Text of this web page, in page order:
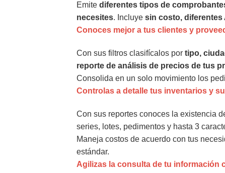
Emite diferentes tipos de
necesites. Incluye sin costo, diferentes
Conoces mejor a tus clientes y
Con sus filtros clasifícalos por tipo,
reporte de análisis de precios de tus
Consolida en un solo movimiento los
Controlas a detalle tus inventarios y
Con sus reportes conoces la existencia
series, lotes, pedimentos y hasta 3
Maneja costos de acuerdo con tus
estándar.
Agilizas la consulta de tu información